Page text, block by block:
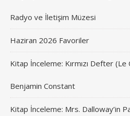
Radyo ve İletişim Müzesi
Haziran 2026 Favoriler
Kitap İnceleme: Kırmızı Defter
Benjamin Constant
Kitap İnceleme: Mrs. Dalloway’in